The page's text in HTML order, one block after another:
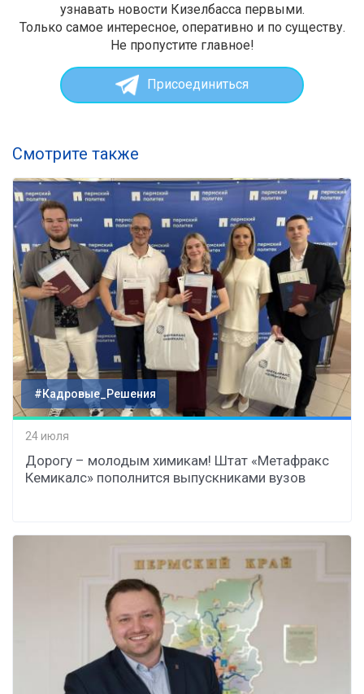
узнавать новости Кизелбасса первыми.
Только самое интересное, оперативно и по существу.
Не пропустите главное!
Присоединиться
Смотрите также
#Кадровые_Решения
24 июля
Дорогу – молодым химикам! Штат «Метафракс
Кемикалс» пополнится выпускниками вузов